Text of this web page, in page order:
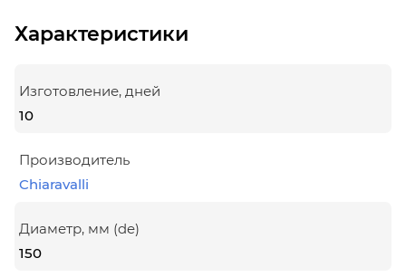
Характеристики
Изготовление, дней
10
Производитель
Chiaravalli
Диаметр, мм (de)
150